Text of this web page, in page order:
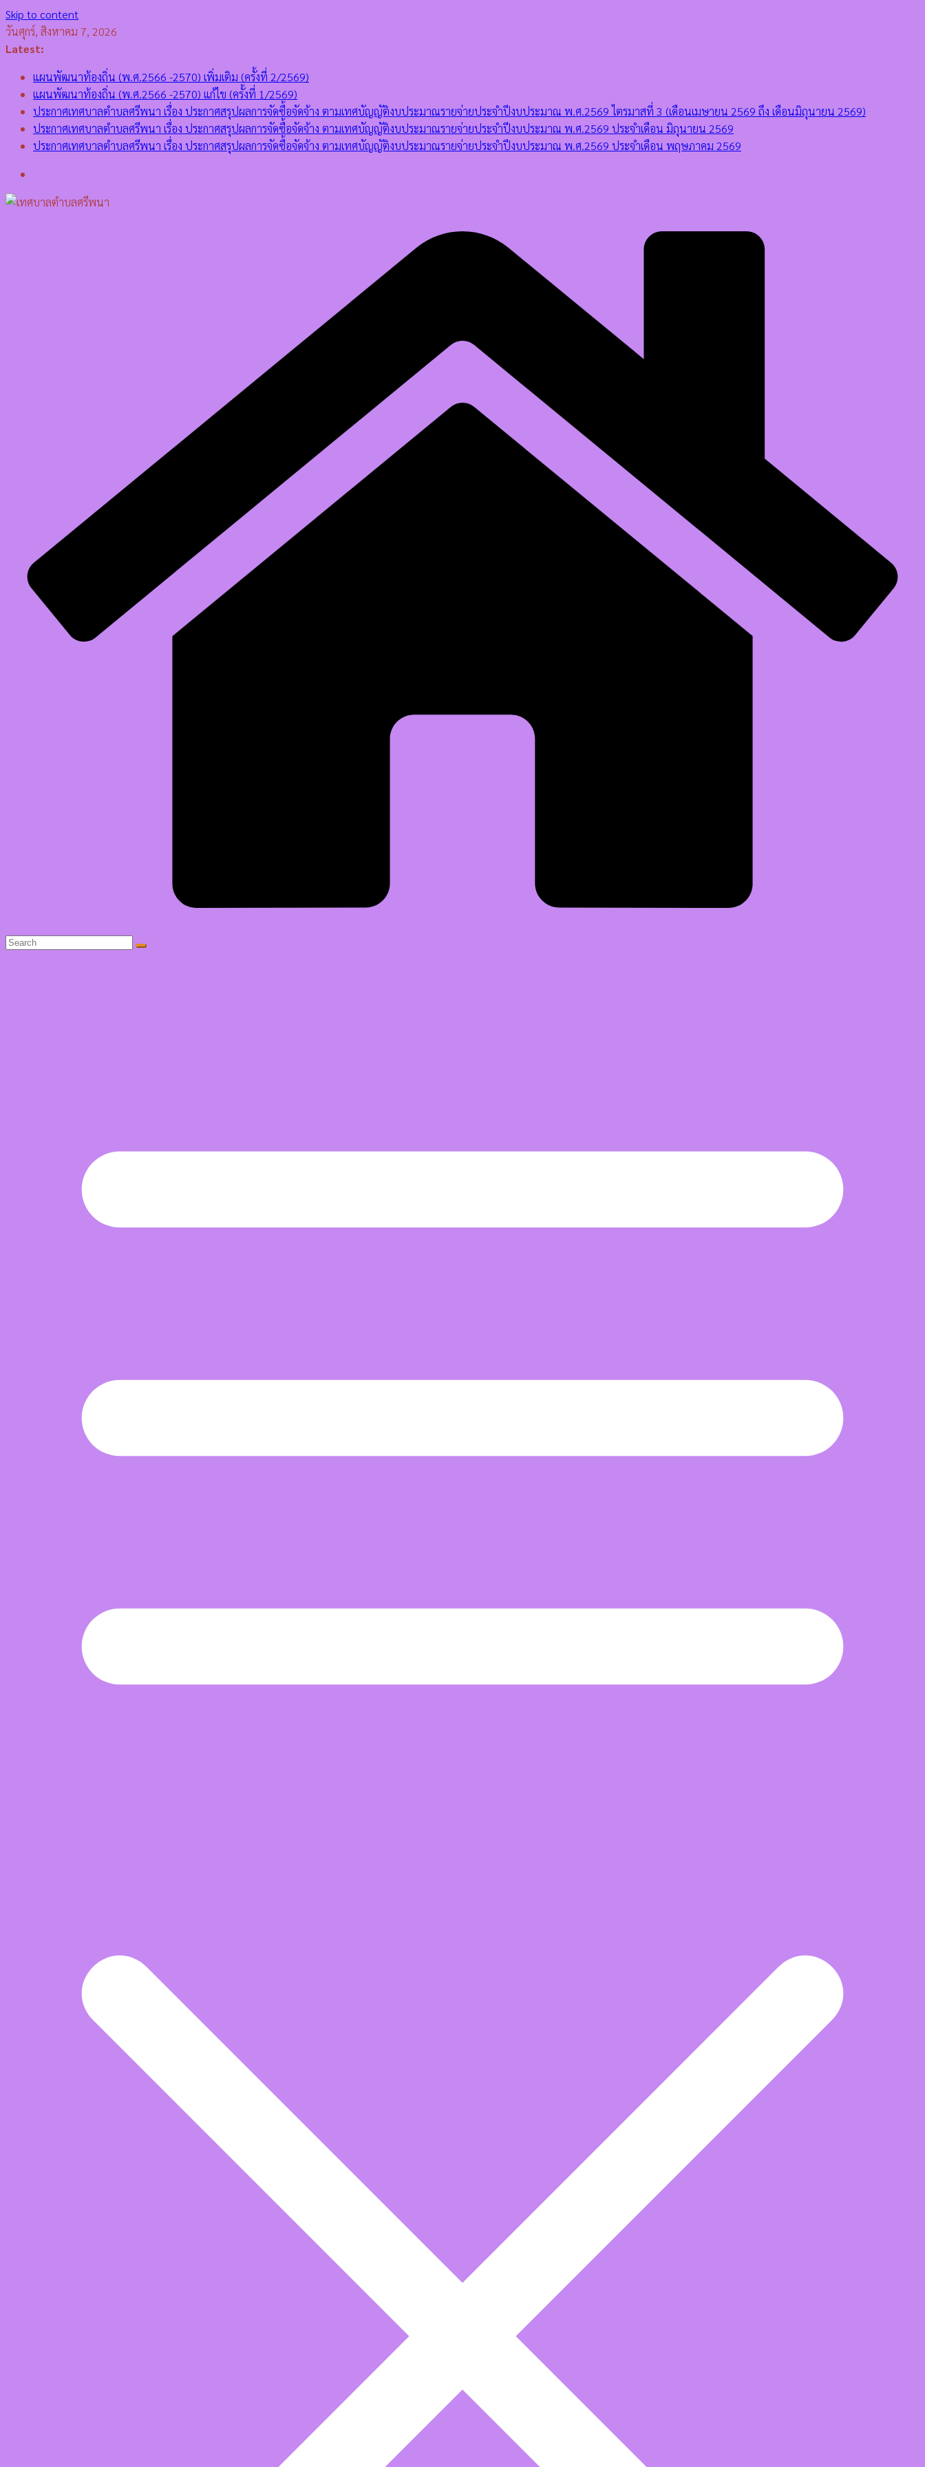
Skip to content
วันศุกร์, สิงหาคม 7, 2026
Latest:
แผนพัฒนาท้องถิ่น (พ.ศ.2566 -2570) เพิ่มเติม (ครั้งที่ 2/2569)
แผนพัฒนาท้องถิ่น (พ.ศ.2566 -2570) แก้ไข (ครั้งที่ 1/2569)
ประกาศเทศบาลตำบลศรีพนา เรื่อง ประกาศสรุปผลการจัดซื้อจัดจ้าง ตามเทศบัญญัติงบประมาณรายจ่ายประจำปีงบประมาณ พ.ศ.2569 ไตรมาสที่ 3 (เดือนเมษายน 2569 ถึง เดือนมิถุนายน 2569)
ประกาศเทศบาลตำบลศรีพนา เรื่อง ประกาศสรุปผลการจัดซื้อจัดจ้าง ตามเทศบัญญัติงบประมาณรายจ่ายประจำปีงบประมาณ พ.ศ.2569 ประจำเดือน มิถุนายน 2569
ประกาศเทศบาลตำบลศรีพนา เรื่อง ประกาศสรุปผลการจัดซื้อจัดจ้าง ตามเทศบัญญัติงบประมาณรายจ่ายประจำปีงบประมาณ พ.ศ.2569 ประจำเดือน พฤษภาคม 2569